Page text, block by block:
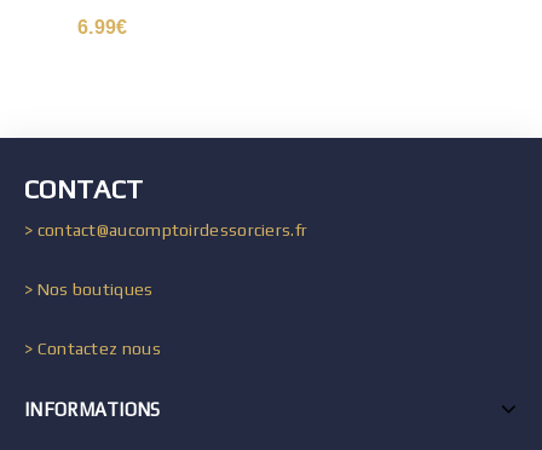
6.99€
CONTACT
> contact@aucomptoirdessorciers.fr
> Nos boutiques
> Contactez nous
INFORMATIONS